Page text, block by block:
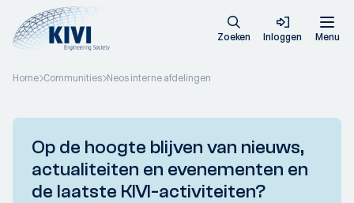
Zoeken Inloggen Menu
Home Communities Neos interne afdelingen
Op de hoogte blijven van nieuws,
actualiteiten en evenementen en
de laatste KIVI-activiteiten?